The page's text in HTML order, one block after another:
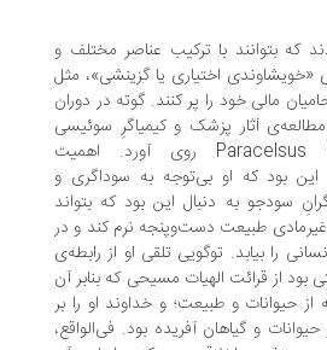
با ترکیب عناصر مختلف و
اختیاری یا گزینشی»، مثل
خود را پر کنند. گوته در دوران
آثار پزشک و کیمیاگرِ سوئیسی
پاراسِلسوس Paracelsus (1541-1493) روی آورد. اهمیت
که او بی‌توجه به سوداگری و
به دنبال این بود که بتواند
طبیعت دست‌وپنجه نرم کند و در
توگویی تلقی او از رابطه‌ی
الهیات مسیحی که بنابر آن
و طبیعت؛ و خداوند او را بر
و گیاهان آفریده بود. فی‌الواقع،